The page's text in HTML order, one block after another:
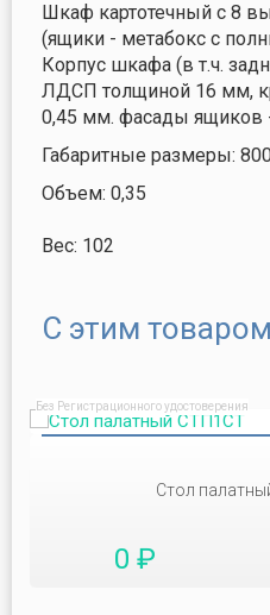
Шкаф картотечный с 8
(ящики - метабокс с
Корпус шкафа (в т.ч.
ЛДСП толщиной 16 мм,
0,45 мм. фасады
Габаритные размеры:
Объем: 0,35
Вес: 102
С этим
Стол
Без Регистрационного удостоверения
0 ₽